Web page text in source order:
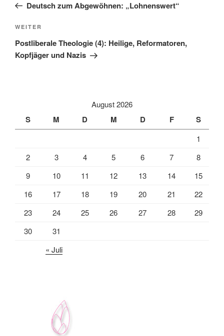
BeitragDeutsch zum Abgewöhnen: „Lohnenswert“
Nächster
Beitrag
WEITER
Postliberale Theologie (4): Heilige, Reformatoren,
Kopfjäger und Nazis
August 2026
S M D M D F S
1
2
3 4 5 6 7
8
9
10 11 12 13 14
15
16
17 18 19 20 21
22
23
24 25 26 27 28
29
30
31
« Juli